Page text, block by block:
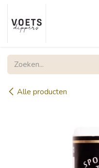
Overslaan naar inhoud
Alle producten